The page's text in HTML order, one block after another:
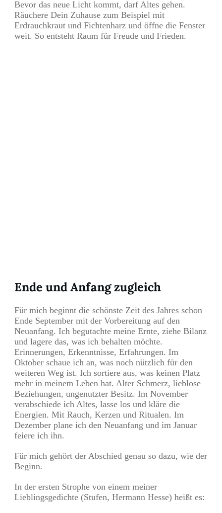
Bevor das neue Licht kommt, darf Altes gehen.
Räuchere Dein Zuhause zum Beispiel mit
Erdrauchkraut und Fichtenharz und öffne die Fenster
weit. So entsteht Raum für Freude und Frieden.
Ende und Anfang zugleich
Für mich beginnt die schönste Zeit des Jahres schon
Ende September mit der Vorbereitung auf den
Neuanfang. Ich begutachte meine Ernte, ziehe Bilanz
und lagere das, was ich behalten möchte.
Erinnerungen, Erkenntnisse, Erfahrungen. Im
Oktober schaue ich an, was noch nützlich für den
weiteren Weg ist. Ich sortiere aus, was keinen Platz
mehr in meinem Leben hat. Alter Schmerz, lieblose
Beziehungen, ungenutzter Besitz. Im November
verabschiede ich Altes, lasse los und kläre die
Energien. Mit Rauch, Kerzen und Ritualen. Im
Dezember plane ich den Neuanfang und im Januar
feiere ich ihn.
Für mich gehört der Abschied genau so dazu, wie der
Beginn.
In der ersten Strophe von einem meiner
Lieblingsgedichte (Stufen, Hermann Hesse) heißt es: